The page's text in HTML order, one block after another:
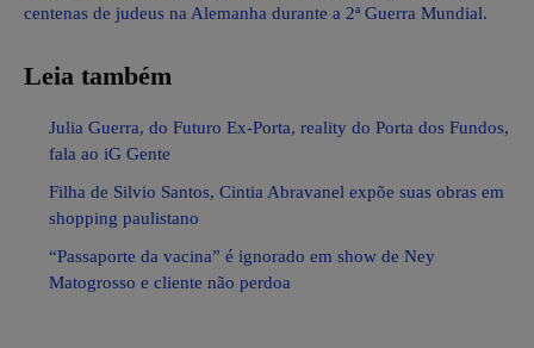
centenas de judeus na Alemanha durante a 2ª Guerra Mundial.
Leia também
Julia Guerra, do Futuro Ex-Porta, reality do Porta dos Fundos,
fala ao iG Gente
Filha de Silvio Santos, Cintia Abravanel expõe suas obras em
shopping paulistano
“Passaporte da vacina” é ignorado em show de Ney
Matogrosso e cliente não perdoa